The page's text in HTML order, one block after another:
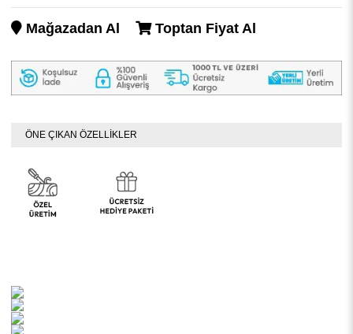
Mağazadan Al Toptan Fiyat Al
ÖNE ÇIKAN ÖZELLİKLER